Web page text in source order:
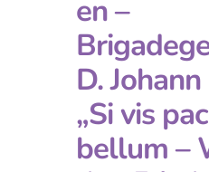
en –
D.
„Si vis
bellum –